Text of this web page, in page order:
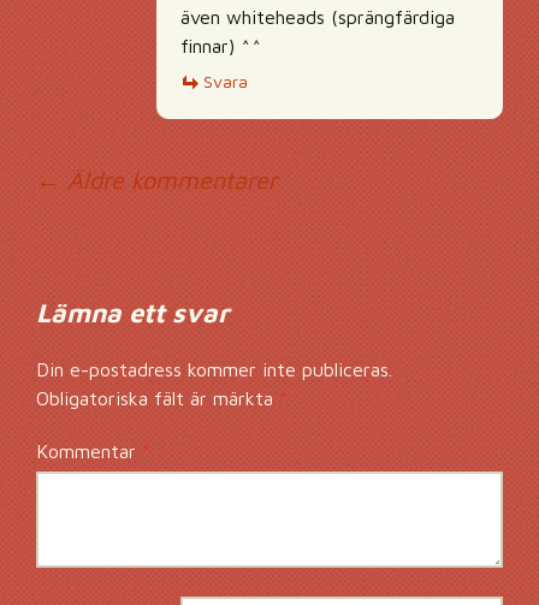
även whiteheads (sprängfärdiga
finnar) ^^
Svara
← Äldre kommentarer
Lämna ett svar
Din e-postadress kommer inte publiceras.
Obligatoriska fält är märkta*
Kommentar *